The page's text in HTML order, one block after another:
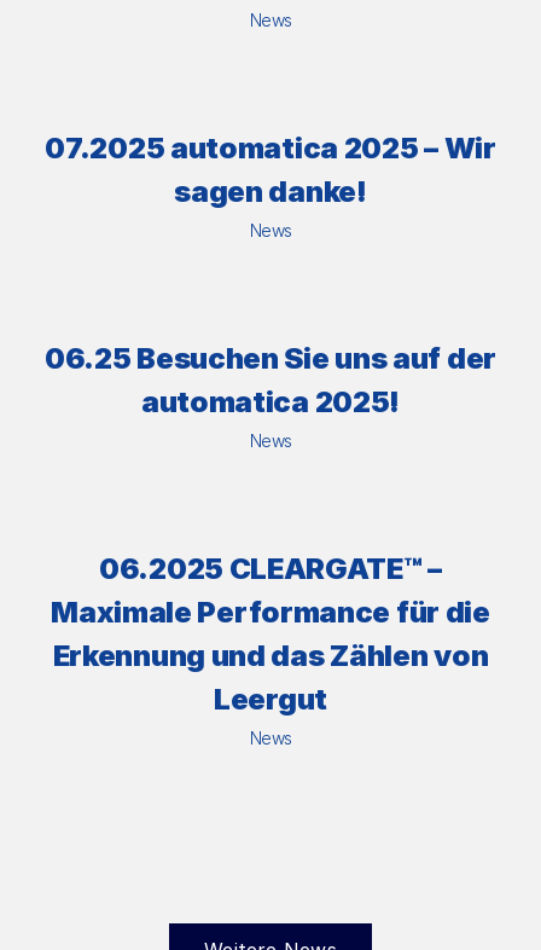
News
07.2025 automatica 2025 – Wir
sagen danke!
News
06.25 Besuchen Sie uns auf der
automatica 2025!
News
06.2025 CLEARGATE™ –
Maximale Performance für die
Erkennung und das Zählen von
Leergut
News